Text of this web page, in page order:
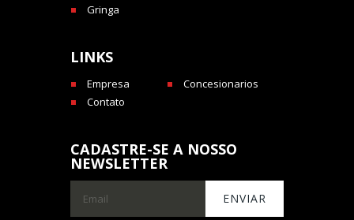
Gringa
LINKS
Empresa
Concesionarios
Contato
CADASTRE-SE A NOSSO
NEWSLETTER